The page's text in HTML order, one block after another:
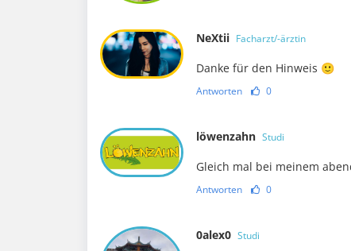
NeXtii Facharzt/-ärztin
Danke für den Hinweis 🙂
Antworten 0
löwenzahn Studi
Gleich mal bei meinem
Antworten 0
0alex0 Studi